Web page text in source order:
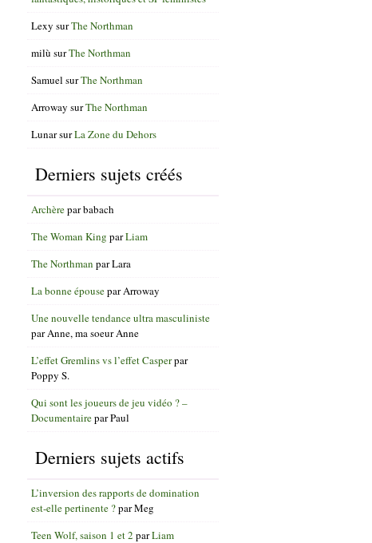
Lexy surThe Northman
milù surThe Northman
Samuel surThe Northman
Arroway surThe Northman
LunarsurLa Zone du Dehors
Derniers sujets créés
Archèreparbabach
The Woman King parLiam
The Northman parLara
La bonne épouseparArroway
Une nouvelle tendance ultra masculiniste
parAnne, ma soeur Anne
L’effet Gremlins vs l’effet Casperpar
Poppy S.
Qui sont les joueurs de jeu vidéo ? –
DocumentaireparPaul
Derniers sujets actifs
L’inversion des rapports de domination
est-elle pertinente ?parMeg
Teen Wolf, saison 1 et 2 parLiam